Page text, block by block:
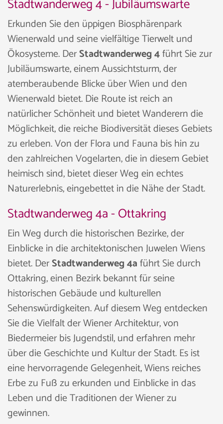
Stadtwanderweg 4 - Jubiläumswarte
Erkunden Sie den üppigen Biosphärenpark
Wienerwald und seine vielfältige Tierwelt und
Ökosysteme. DerStadtwanderweg 4führt Sie zur
Jubiläumswarte, einem Aussichtsturm, der
atemberaubende Blicke über Wien und den
Wienerwald bietet. Die Route ist reich an
natürlicher Schönheit und bietet Wanderern die
Möglichkeit, die reiche Biodiversität dieses Gebiets
zu erleben. Von der Flora und Fauna bis hin zu
den zahlreichen Vogelarten, die in diesem Gebiet
heimisch sind, bietet dieser Weg ein echtes
Naturerlebnis, eingebettet in die Nähe der Stadt.
Stadtwanderweg 4a - Ottakring
Ein Weg durch die historischen Bezirke, der
Einblicke in die architektonischen Juwelen Wiens
bietet. DerStadtwanderweg 4aführt Sie durch
Ottakring, einen Bezirk bekannt für seine
historischen Gebäude und kulturellen
Sehenswürdigkeiten. Auf diesem Weg entdecken
Sie die Vielfalt der Wiener Architektur, von
Biedermeier bis Jugendstil, und erfahren mehr
über die Geschichte und Kultur der Stadt. Es ist
eine hervorragende Gelegenheit, Wiens reiches
Erbe zu Fuß zu erkunden und Einblicke in das
Leben und die Traditionen der Wiener zu
gewinnen.